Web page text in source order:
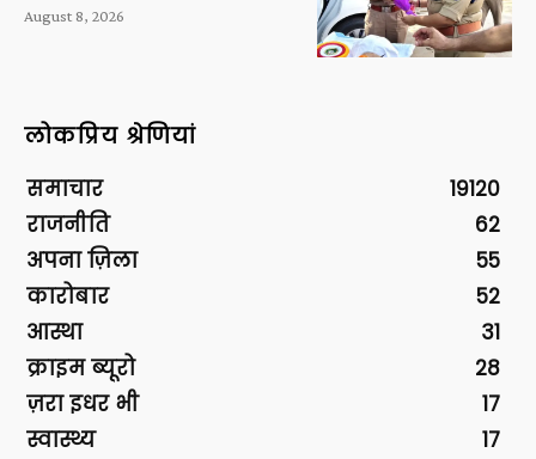
August 8, 2026
लोकप्रिय श्रेणियां
समाचार
19120
राजनीति
62
अपना ज़िला
55
कारोबार
52
आस्था
31
क्राइम ब्यूरो
28
ज़रा इधर भी
17
स्वास्थ्य
17